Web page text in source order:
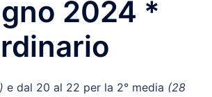
2024 *
e dal 20 al 22 per la 2° media (28